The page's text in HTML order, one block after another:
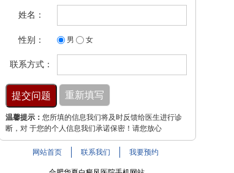
姓名：
性别： 男 女
联系方式：
温馨提示： 您所填的信息我们将及时反馈给医生进行诊
断，对 于您的个人信息我们承诺保密！请您放心
网站首页 联系我们 我要预约